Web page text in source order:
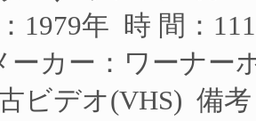
1979年 時 間：
カー：ワーナー
ビデオ(VHS) 備